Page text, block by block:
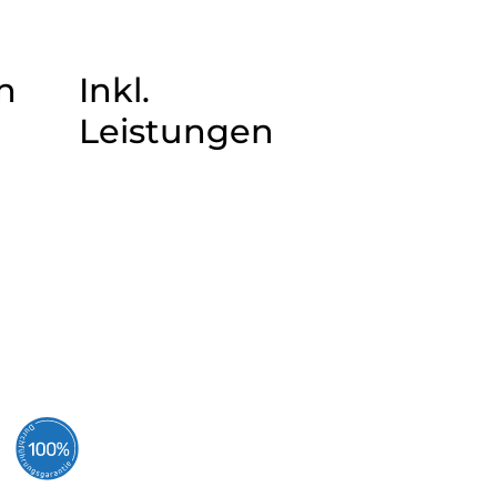
Inkl.
Leistungen